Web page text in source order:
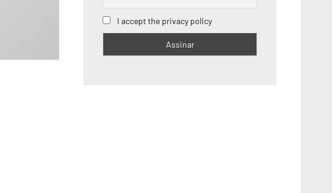
I accept the privacy policy